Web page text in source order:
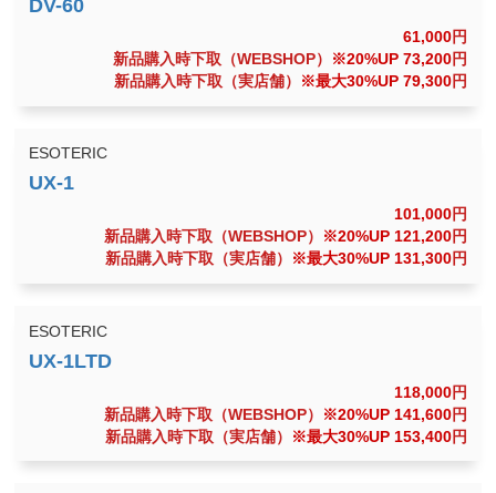
61,000円
新品購入時下取（WEBSHOP）
※20%UP 73,200円
新品購入時下取（実店舗）
※最大30%UP 79,300円
ESOTERIC
101,000円
新品購入時下取（WEBSHOP）
※20%UP 121,200円
新品購入時下取（実店舗）
※最大30%UP 131,300円
ESOTERIC
118,000円
新品購入時下取（WEBSHOP）
※20%UP 141,600円
新品購入時下取（実店舗）
※最大30%UP 153,400円